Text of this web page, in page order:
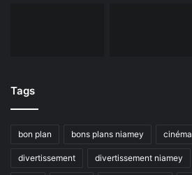
Tags
bon plan bons plans niamey cinéma
divertissement divertissement niamey